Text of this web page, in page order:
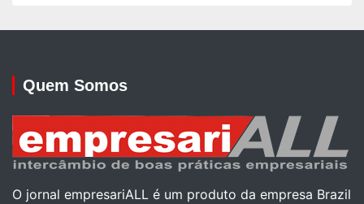
Quem Somos
O jornal empresariALL é um produto da empresa Brazil